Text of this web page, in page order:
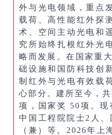
外与光电领域，重点
载荷、高性能红外探
术、空间主动光电和
究所始终扎根红外光
略而发展。在国家重
础设施和国防科技创
制红外与光电有效载
心部分。建所至今，
项，国家奖 50项。现
中国工程院院士2人
（兼）等。2026年上